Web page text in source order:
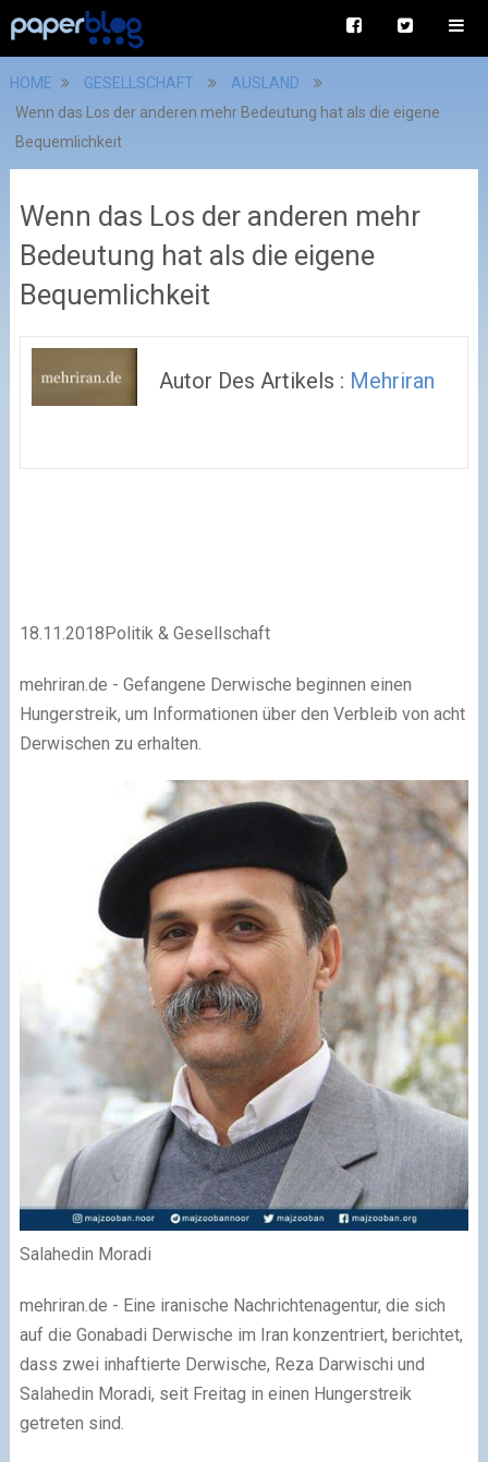
HOME GESELLSCHAFT
AUSLAND
Wenn das Los der anderen mehr Bedeutung hat als die eigene
Bequemlichkeit
Wenn das Los der anderen mehr
Bedeutung hat als die eigene
Bequemlichkeit
Autor Des Artikels : Mehriran
18.11.2018Politik & Gesellschaft
mehriran.de - Gefangene Derwische beginnen einen
Hungerstreik, um Informationen über den Verbleib von acht
Derwischen zu erhalten.
Salahedin Moradi
mehriran.de - Eine iranische Nachrichtenagentur, die sich
auf die Gonabadi Derwische im Iran konzentriert, berichtet,
dass zwei inhaftierte Derwische, Reza Darwischi und
Salahedin Moradi, seit Freitag in einen Hungerstreik
getreten sind.